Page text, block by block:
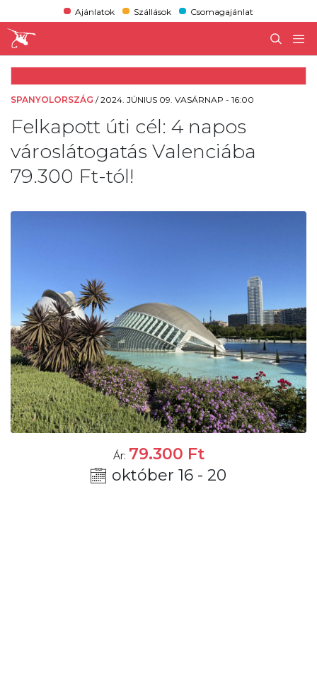
Ajánlatok Szállások Csomagajánlat
SPANYOLORSZÁG /2024. JÚNIUS 09. VASÁRNAP - 16:00
Felkapott úti cél: 4 napos
városlátogatás Valenciába
79.300 Ft-tól!
Ár: 79.300 Ft
október 16 - 20